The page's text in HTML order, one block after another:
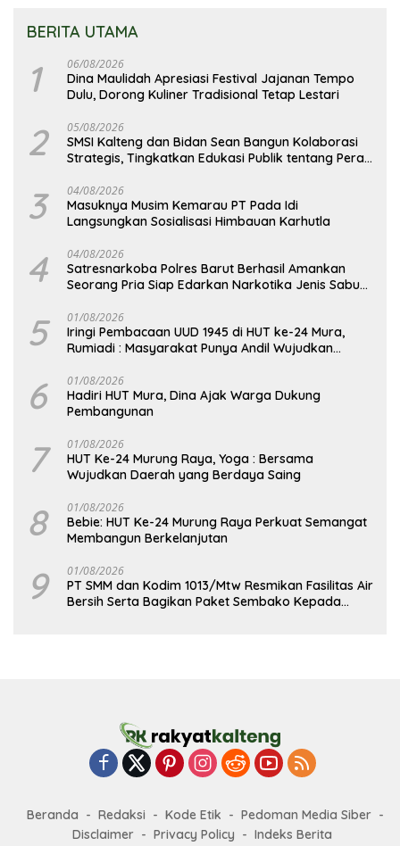
BERITA UTAMA
1 06/08/2026
Dina Maulidah Apresiasi Festival Jajanan Tempo
Dulu, Dorong Kuliner Tradisional Tetap Lestari
2 05/08/2026
SMSI Kalteng dan Bidan Sean Bangun Kolaborasi
Strategis, Tingkatkan Edukasi Publik tentang Peran
3 04/08/2026
Masuknya Musim Kemarau PT Pada Idi
Langsungkan Sosialisasi Himbauan Karhutla
4 04/08/2026
Satresnarkoba Polres Barut Berhasil Amankan
Seorang Pria Siap Edarkan Narkotika Jenis Sabu
5 01/08/2026
Iringi Pembacaan UUD 1945 di HUT ke-24 Mura,
Rumiadi : Masyarakat Punya Andil Wujudkan
6 01/08/2026
Hadiri HUT Mura, Dina Ajak Warga Dukung
Pembangunan
7 01/08/2026
HUT Ke-24 Murung Raya, Yoga : Bersama
Wujudkan Daerah yang Berdaya Saing
8 01/08/2026
Bebie: HUT Ke-24 Murung Raya Perkuat Semangat
Membangun Berkelanjutan
9 01/08/2026
PT SMM dan Kodim 1013/Mtw Resmikan Fasilitas Air
Bersih Serta Bagikan Paket Sembako Kepada
Beranda Redaksi Kode Etik
Pedoman Media Siber
Disclaimer
Privacy Policy Indeks Berita